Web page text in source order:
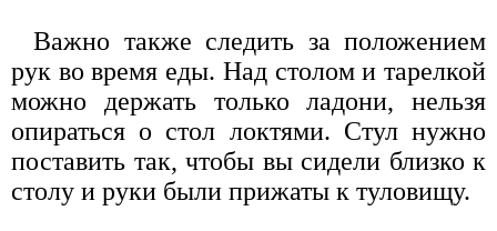
Важно также следить за положением
рук во время еды. Над столом и тарелкой
можно держать только ладони, нельзя
опираться о стол локтями. Стул нужно
поставить так, чтобы вы сидели близко к
столу и руки были прижаты к туловищу.